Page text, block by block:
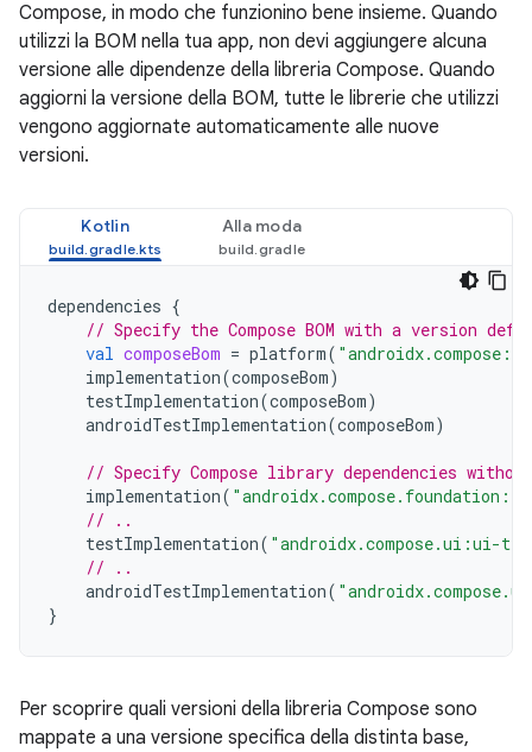
Compose, in modo che funzionino bene insieme. Quando
utilizzi la BOM nella tua app, non devi aggiungere alcuna
versione alle dipendenze della libreria Compose. Quando
aggiorni la versione della BOM, tutte le librerie che utilizzi
vengono aggiornate automaticamente alle nuove
versioni.
Kotlin Alla moda
dependencies {
// Specify the Compose BOM with a version
val composeBom = platform(
implementation(composeBom)
testImplementation(composeBom)
androidTestImplementation(composeBom)
// Specify Compose library dependencies
implementation(
// ..
testImplementation( "androidx.compose.ui:ui-
// ..
androidTestImplementation(
}
Per scoprire quali versioni della libreria Compose sono
mappate a una versione specifica della distinta base,